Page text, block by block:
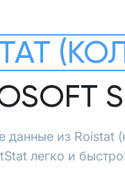
данные из Roistat
легко и